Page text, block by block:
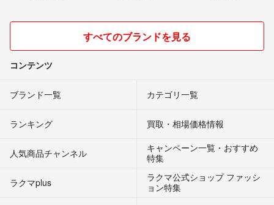
すべてのブランドを見る
コンテンツ
ブランド一覧 カテゴリ一覧
ランキング 買取・相場価格情報
人気商品チャンネル
キャンペーン一覧・おすすめ
特集
ラクマplus
ラクマ公式ショップ ファッシ
ョン特集